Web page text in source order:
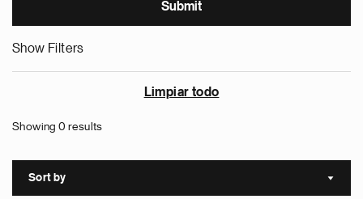
Show Filters
Limpiar todo
Showing 0 results
Sort by Sort